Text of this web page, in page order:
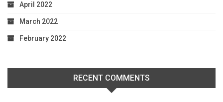
April 2022
March 2022
February 2022
RECENT COMMENTS